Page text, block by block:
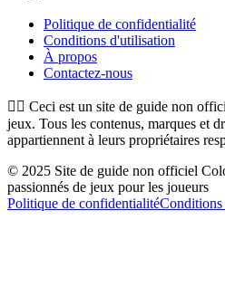
Politique de confidentialité
Conditions d'utilisation
À propos
Contactez-nous
👉🏻 Ceci est un site de guide non
jeux. Tous les contenus, marques et
appartiennent à leurs propriétaires
© 2025 Site de guide non officiel
passionnés de jeux pour les joueurs
Politique de confidentialité